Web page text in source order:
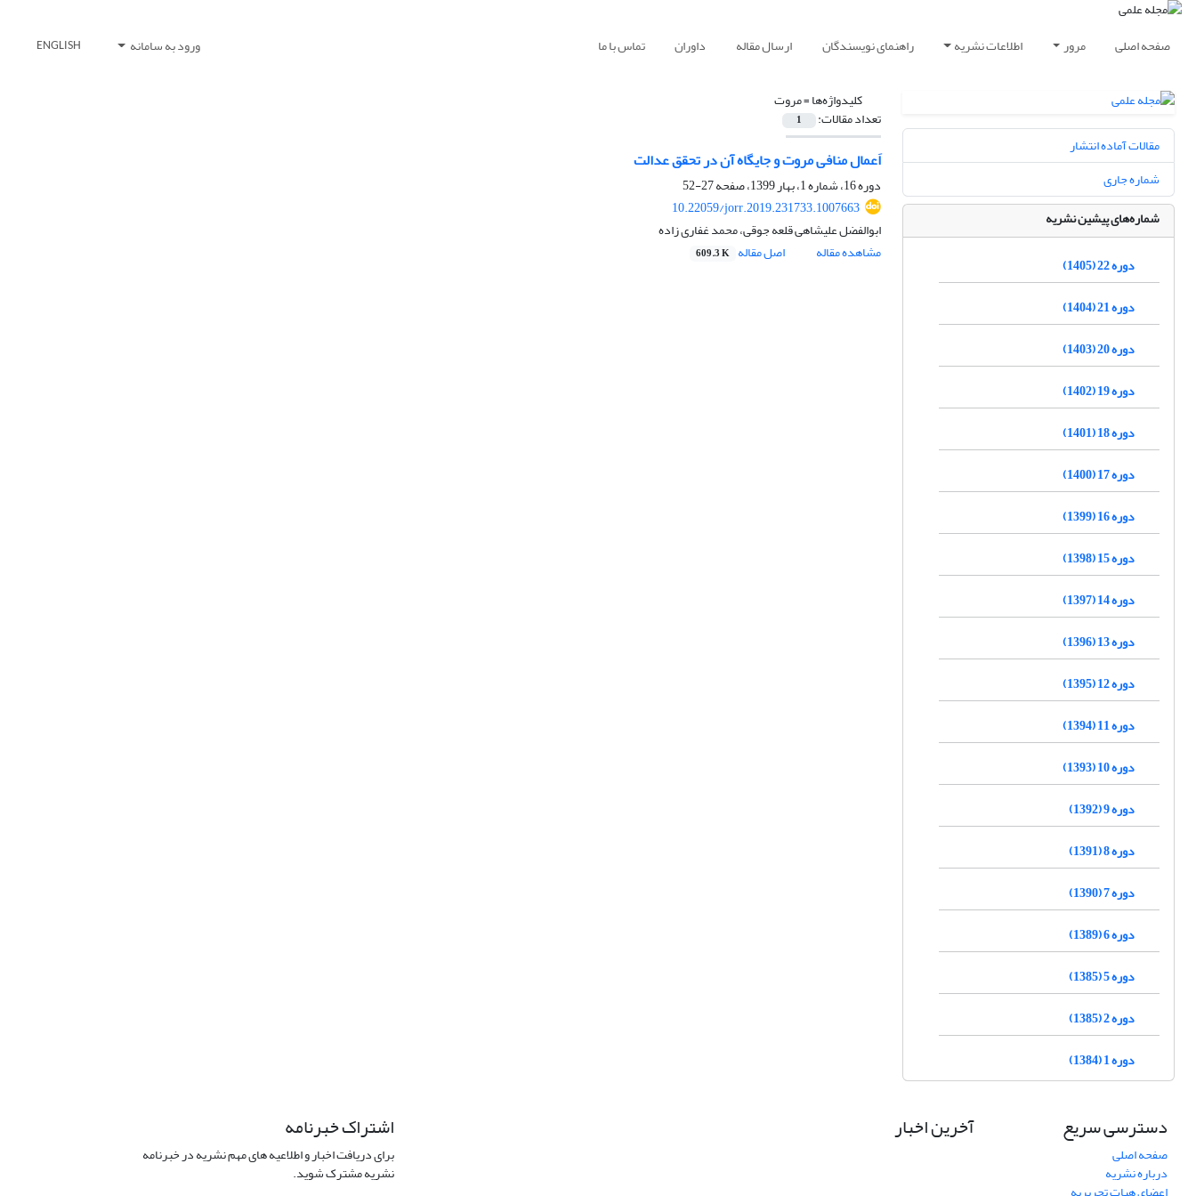
صفحه اصلی مرور اطلاعات نشریه راهنمای نویسندگان ارسال مقاله داوران تماس با ما ورود به سامانه ENGLISH
کلیدواژه‌ها =مروت
تعداد مقالات: 1
اَعمال منافی مروت و جایگاه آن در تحقق عدالت
دوره 16، شماره 1، بهار 1399، صفحه
27-52
10.22059/jorr.2019.231733.1007663
ابوالفضل علیشاهی قلعه جوقی، محمد غفاری زاده
مشاهده مقاله
اصل مقاله 609.3 K
مقالات آماده انتشار
شماره جاری
شماره‌های پیشین نشریه
دوره 22 (1405)
دوره 21 (1404)
دوره 20 (1403)
دوره 19 (1402)
دوره 18 (1401)
دوره 17 (1400)
دوره 16 (1399)
دوره 15 (1398)
دوره 14 (1397)
دوره 13 (1396)
دوره 12 (1395)
دوره 11 (1394)
دوره 10 (1393)
دوره 9 (1392)
دوره 8 (1391)
دوره 7 (1390)
دوره 6 (1389)
دوره 5 (1385)
دوره 2 (1385)
دوره 1 (1384)
دسترسی سریع
صفحه اصلی
درباره نشریه
آخرین اخبار اشتراک خبرنامه
برای دریافت اخبار و اطلاعیه های مهم نشریه در خبرنامه
نشریه مشترک شوید.